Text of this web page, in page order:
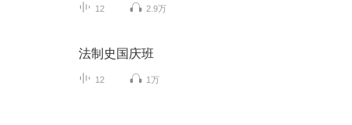
12 2.9万
法制史国庆班
12 1万